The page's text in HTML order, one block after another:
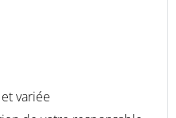
variée